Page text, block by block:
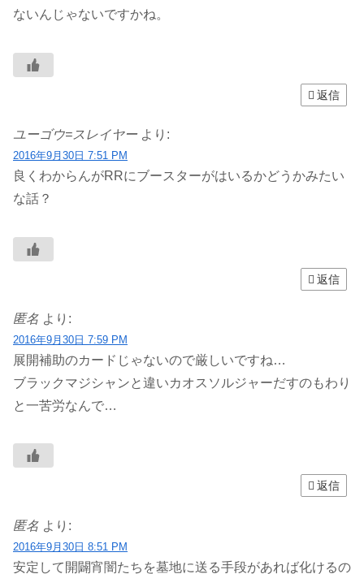
ないんじゃないですかね。
返信
ユーゴウ=スレイヤー より:
2016年9月30日 7:51 PM
良くわからんがRRにブースターがはいるかどうかみたい
な話？
返信
匿名 より:
2016年9月30日 7:59 PM
展開補助のカードじゃないので厳しいですね…
ブラックマジシャンと違いカオスソルジャーだすのもわり
と一苦労なんで…
返信
匿名 より:
2016年9月30日 8:51 PM
安定して開闢宵闇たちを墓地に送る手段があれば化けるの